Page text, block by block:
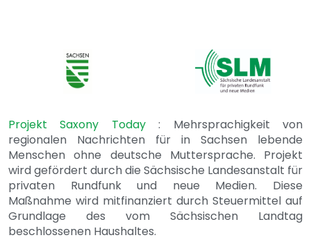
Projekt Saxony Today: Mehrsprachigkeit von
regionalen Nachrichten für in Sachsen lebende
Menschen ohne deutsche Muttersprache. Projekt
wird gefördert durch die Sächsische Landesanstalt für
privaten Rundfunk und neue Medien. Diese
Maßnahme wird mitfinanziert durch Steuermittel auf
Grundlage des vom Sächsischen Landtag
beschlossenen Haushaltes.